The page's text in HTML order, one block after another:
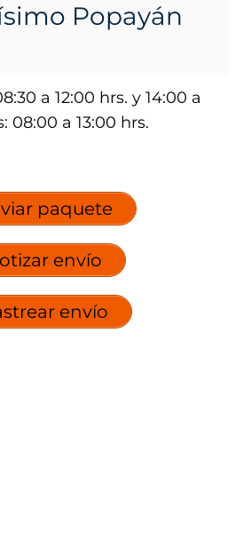
Popayán
a 12:00 hrs. y 14:00 a
08:00 a 13:00 hrs.
paquete
envío
envío